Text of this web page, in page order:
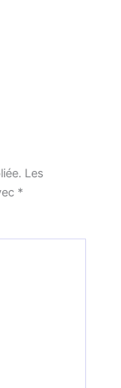
Les
*